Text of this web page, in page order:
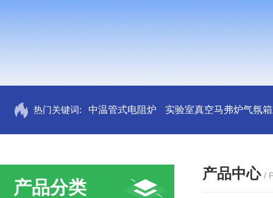
热门关键词: 中温管式电阻炉 实验室真空马弗炉气氛
产品分类
产品中心 /